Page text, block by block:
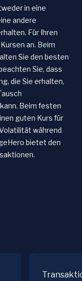
in eine
andere
Für Ihren
an. Beim
Sie den besten
Sie, dass
die Sie erhalten,
Beim festen
guten Kurs für
während
bietet den